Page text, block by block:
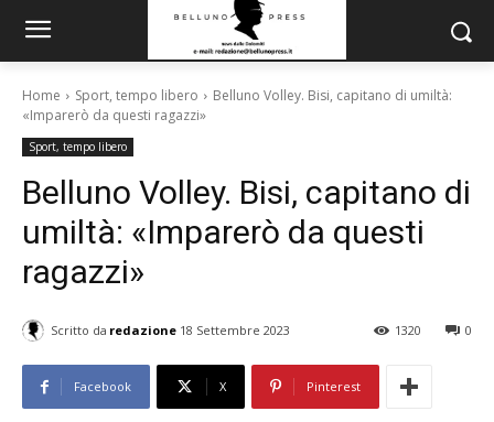
Home Sport, tempo libero
Belluno Volley. Bisi, capitano di umiltà:
«Imparerò da questi ragazzi»
Sport, tempo libero
Belluno Volley. Bisi, capitano di
umiltà: «Imparerò da questi
ragazzi»
Scritto da redazione 18 Settembre 2023 0
1320
Facebook X Pinterest